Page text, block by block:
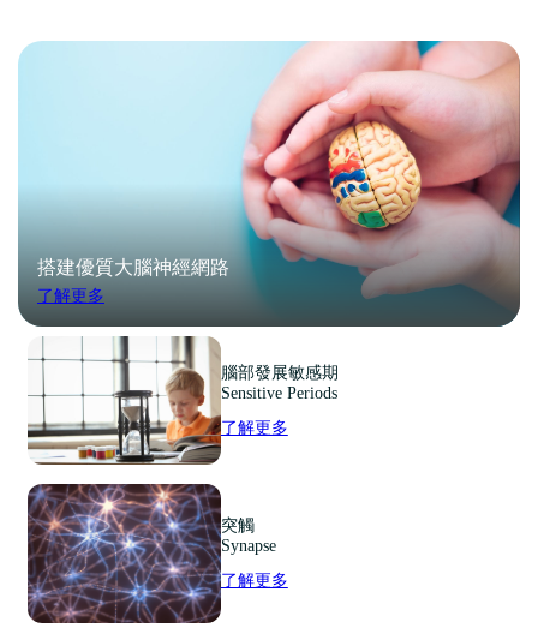
搭建優質大腦神經網路
了解更多
腦部發展敏感期
Sensitive Periods
了解更多
突觸
Synapse
了解更多